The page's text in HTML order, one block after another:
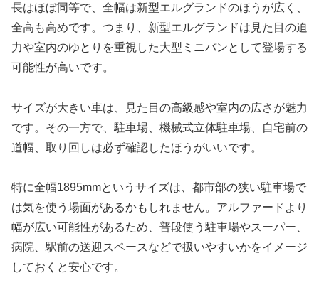
長はほぼ同等で、全幅は新型エルグランドのほうが広く、
全高も高めです。つまり、新型エルグランドは見た目の迫
力や室内のゆとりを重視した大型ミニバンとして登場する
可能性が高いです。
サイズが大きい車は、見た目の高級感や室内の広さが魅力
です。その一方で、駐車場、機械式立体駐車場、自宅前の
道幅、取り回しは必ず確認したほうがいいです。
特に全幅1895mmというサイズは、都市部の狭い駐車場で
は気を使う場面があるかもしれません。アルファードより
幅が広い可能性があるため、普段使う駐車場やスーパー、
病院、駅前の送迎スペースなどで扱いやすいかをイメージ
しておくと安心です。